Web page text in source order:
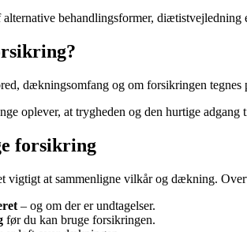
behandlingsformer, diætistvejledning
dækningsomfang og om forsikringen
oplever, at trygheden og den hurtige
forsikring
vigtigt at sammenligne vilkår og dækning.
– og om der er undtagelser.
før du kan bruge forsikringen.